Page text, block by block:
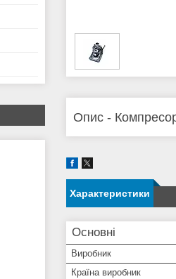
Опис -
Характеристики
Основні
Виробник
Країна виробник